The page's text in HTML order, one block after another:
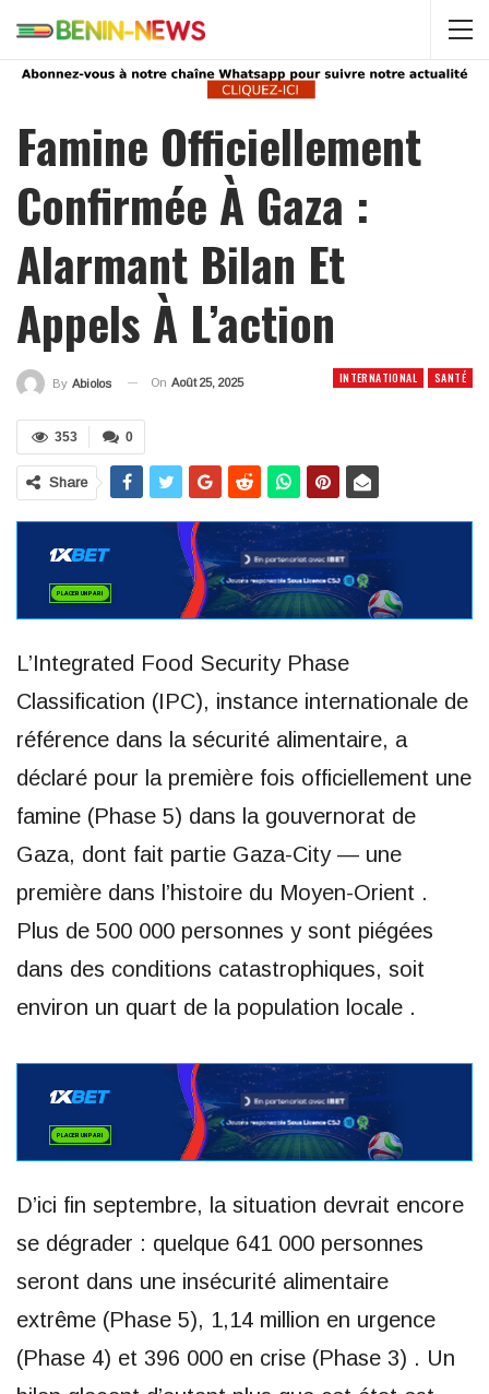
Famine Officiellement
Confirmée À Gaza :
Alarmant Bilan Et
Appels À L’action
INTERNATIONAL SANTÉ
By Abiolos On Août 25, 2025
0
353
Share
L’Integrated Food Security Phase
Classification (IPC), instance internationale de
référence dans la sécurité alimentaire, a
déclaré pour la première fois officiellement une
famine (Phase 5) dans la gouvernorat de
Gaza, dont fait partie Gaza-City — une
première dans l’histoire du Moyen-Orient .
Plus de 500 000 personnes y sont piégées
dans des conditions catastrophiques, soit
environ un quart de la population locale .
D’ici fin septembre, la situation devrait encore
se dégrader : quelque 641 000 personnes
seront dans une insécurité alimentaire
extrême (Phase 5), 1,14 million en urgence
(Phase 4) et 396 000 en crise (Phase 3) . Un